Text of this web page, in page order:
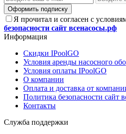
Оформить подписку
Я прочитал и согласен с
безопасности сайт всенасосы.рф
Информация
Скидки IPoolGO
Условия аренды насосного
Условия оплаты IPoolGO
О компании
Оплата и доставка от
Политика безопасности сайт
Контакты
Служба поддержки